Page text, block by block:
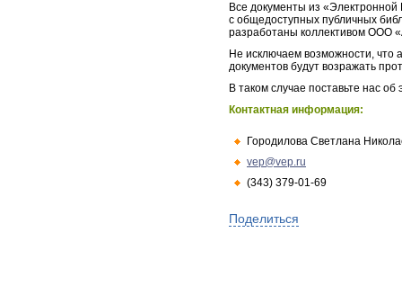
Все документы из «Электронной
с общедоступных публичных
разработаны коллективом ООО
Не исключаем возможности, что
документов будут возражать
В таком случае поставьте нас
Контактная информация:
Городилова Светлана
vep@vep.ru
(343) 379-01-69
Поделиться